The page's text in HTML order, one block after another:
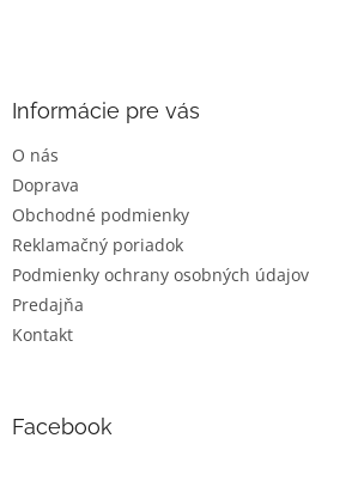
Informácie pre vás
O nás
Doprava
Obchodné podmienky
Reklamačný poriadok
Podmienky ochrany osobných údajov
Predajňa
Kontakt
Facebook